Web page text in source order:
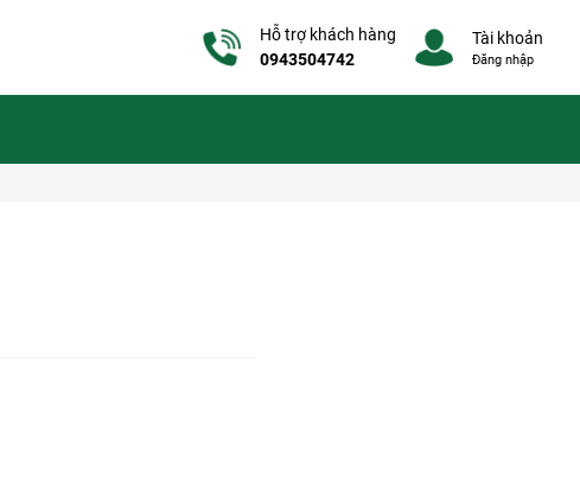
Hỗ trợ khách hàng
0943504742
Tài khoản
Đăng nhập